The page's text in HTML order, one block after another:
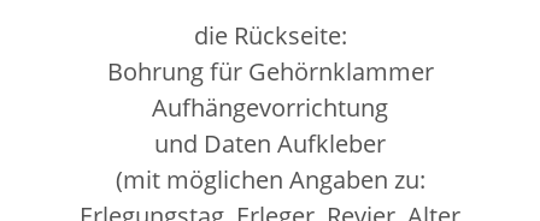
die Rückseite:
Bohrung für Gehörnklammer
Aufhängevorrichtung
und Daten Aufkleber
(mit möglichen Angaben zu: